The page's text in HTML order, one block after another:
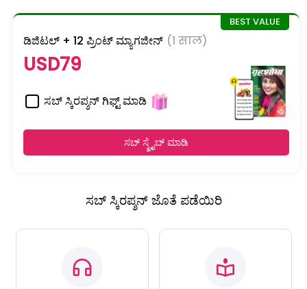
ಡಿಜಿಟಲ್ + 12 ಪ್ರಿಂಟ್ ಮ್ಯಾಗಜೀನ್ (1 साल)
USD79
ಸಬ್ ಸ್ಕಿರಪ್ಶನ್ ಗಿಫ್ಟ್ ಮಾಡಿ
ಸಬ್ ಸ್ಕ್ರೈಬ್ ಮಾಡಿ
ಸಬ್ ಸ್ಕಿರಪ್ಶನ್ ಜೊತೆ ಪಡೆಯಿರಿ